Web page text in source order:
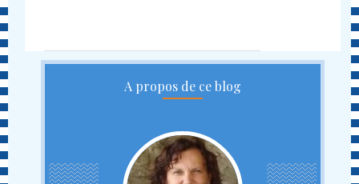
A propos de ce blog